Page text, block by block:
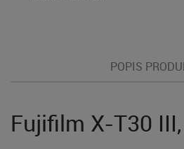
POPIS
Fujifilm X-T30